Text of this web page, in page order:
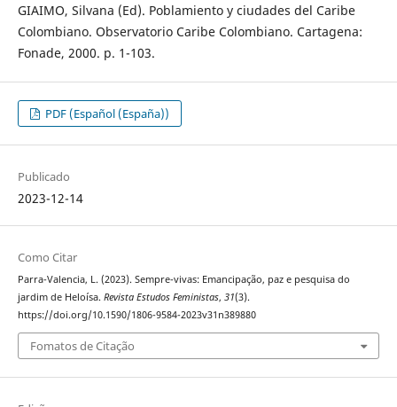
GIAIMO, Silvana (Ed). Poblamiento y ciudades del Caribe
Colombiano. Observatorio Caribe Colombiano. Cartagena:
Fonade, 2000. p. 1-103.
PDF (Español (España))
Publicado
2023-12-14
Como Citar
Parra-Valencia, L. (2023). Sempre-vivas: Emancipação, paz e pesquisa do
jardim de Heloísa. Revista Estudos Feministas, 31(3).
https://doi.org/10.1590/1806-9584-2023v31n389880
Fomatos de Citação